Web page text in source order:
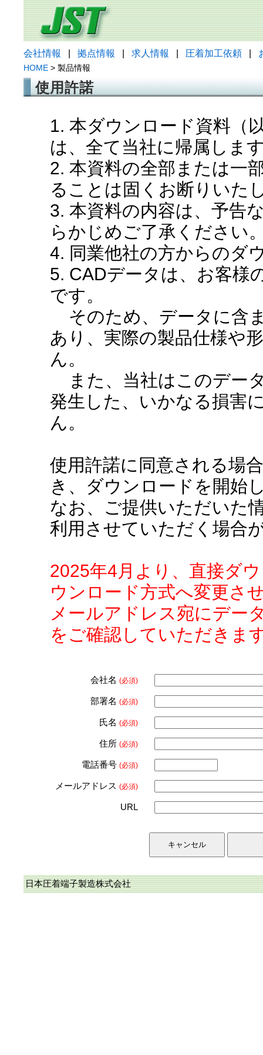
会社情報 拠点情報 求人情報 圧着加工依頼
HOME > 製品情報
使用許諾
1. 本ダウンロード資料（
は、全て当社に帰属しま
2. 本資料の全部または一
ることは固くお断りいた
3. 本資料の内容は、予告
らかじめご了承ください
4. 同業他社の方からのダ
5. CADデータは、お客様
です。
そのため、データに含
あり、実際の製品仕様や
ん。
また、当社はこのデー
発生した、いかなる損害
ん。
使用許諾に同意される場
き、ダウンロードを開始
なお、ご提供いただいた
利用させていただく場合
2025年4月より、直接ダ
ウンロード方式へ変更さ
メールアドレス宛にデー
をご確認していただきま
会社名 (必須)
部署名 (必須)
氏名 (必須)
住所 (必須)
電話番号 (必須)
メールアドレス (必須)
URL
日本圧着端子製造株式会社